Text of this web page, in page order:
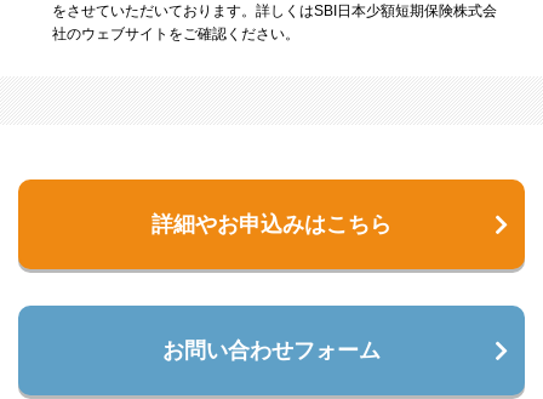
をさせていただいております。詳しくはSBI日本少額短期保険株式会
社のウェブサイトをご確認ください。
詳細やお申込みはこちら
お問い合わせフォーム